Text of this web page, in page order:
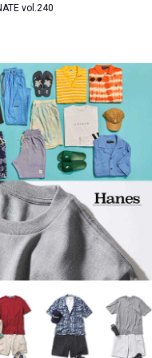
vol.240